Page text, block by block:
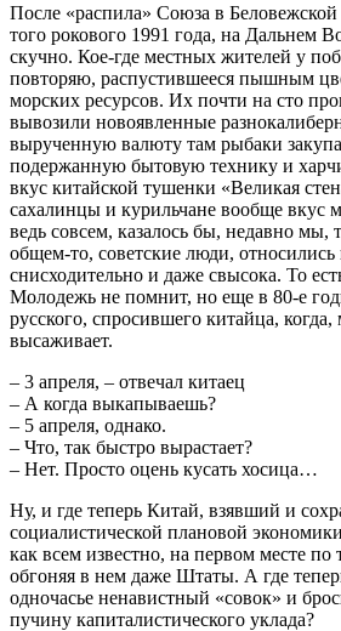
После «распила» Союза в
того рокового 1991 года, на Дальнем
скучно. Кое-где местных жителей у
повторяю, распустившееся пышным
морских ресурсов. Их почти на сто
вывозили новоявленные
вырученную валюту там рыбаки
подержанную бытовую технику и
вкус китайской тушенки «Великая
сахалинцы и курильчане вообще вкус
ведь совсем, казалось бы, недавно мы,
общем-то, советские люди,
снисходительно и даже свысока. То
Молодежь не помнит, но еще в 80-е
русского, спросившего китайца,
высаживает.
– 3 апреля, – отвечал китаец
– А когда выкапываешь?
– 5 апреля, однако.
– Что, так быстро вырастает?
– Нет. Просто оцень кусать хосица…
Ну, и где теперь Китай, взявший и
социалистической плановой
как всем известно, на первом месте по
обгоняя в нем даже Штаты. А где
одночасье ненавистный «совок» и
пучину капиталистического уклада?